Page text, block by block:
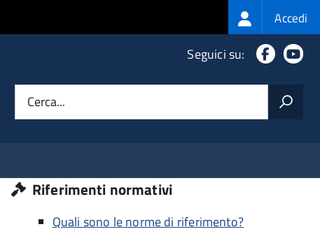
Login
menu
Accedi
Seguici su:
Cerca...
Riferimenti normativi
Quali sono le norme di riferimento?